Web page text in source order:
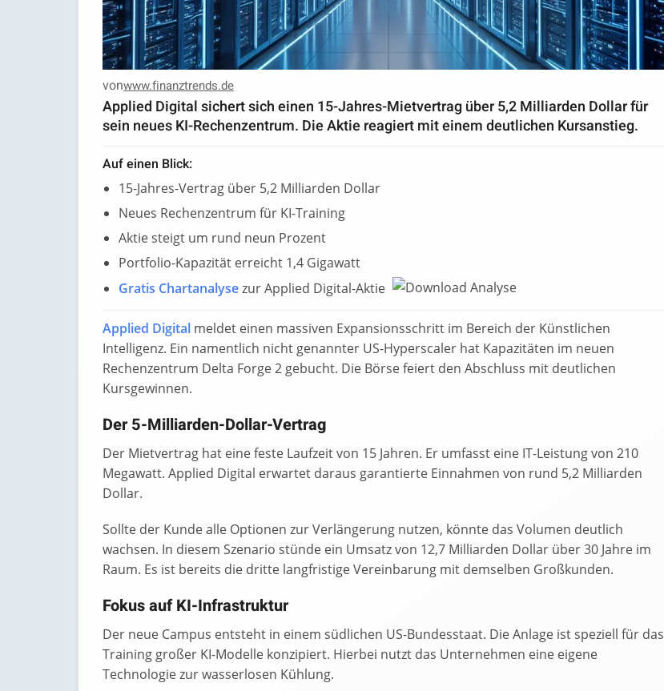
vonwww.finanztrends.de
Applied Digital sichert sich einen 15-Jahres-Mietvertrag über 5,2 Milliarden Dollar für
sein neues KI-Rechenzentrum. Die Aktie reagiert mit einem deutlichen Kursanstieg.
Auf einen Blick:
15-Jahres-Vertrag über 5,2 Milliarden Dollar
Neues Rechenzentrum für KI-Training
Aktie steigt um rund neun Prozent
Portfolio-Kapazität erreicht 1,4 Gigawatt
Gratis Chartanalysezur Applied Digital-Aktie
Applied Digital meldet einen massiven Expansionsschritt im Bereich der Künstlichen
Intelligenz. Ein namentlich nicht genannter US-Hyperscaler hat Kapazitäten im neuen
Rechenzentrum Delta Forge 2 gebucht. Die Börse feiert den Abschluss mit deutlichen
Kursgewinnen.
Der 5-Milliarden-Dollar-Vertrag
Der Mietvertrag hat eine feste Laufzeit von 15 Jahren. Er umfasst eine IT-Leistung von 210
Megawatt. Applied Digital erwartet daraus garantierte Einnahmen von rund 5,2 Milliarden
Dollar.
Sollte der Kunde alle Optionen zur Verlängerung nutzen, könnte das Volumen deutlich
wachsen. In diesem Szenario stünde ein Umsatz von 12,7 Milliarden Dollar über 30 Jahre im
Raum. Es ist bereits die dritte langfristige Vereinbarung mit demselben Großkunden.
Fokus auf KI-Infrastruktur
Der neue Campus entsteht in einem südlichen US-Bundesstaat. Die Anlage ist speziell für das
Training großer KI-Modelle konzipiert. Hierbei nutzt das Unternehmen eine eigene
Technologie zur wasserlosen Kühlung.